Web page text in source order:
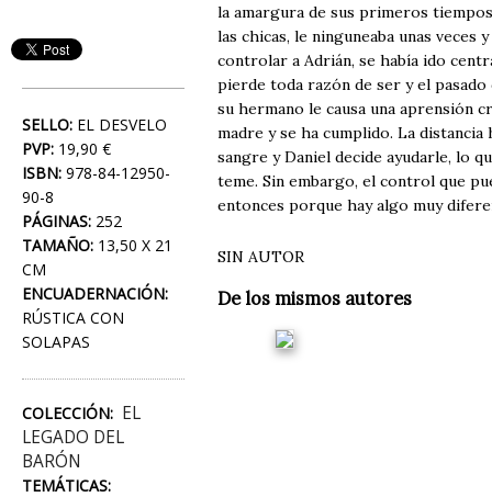
SELLO: EL DESVELO
PVP: 19,90 €
ISBN: 978-84-12950-
90-8
PÁGINAS: 252
TAMAÑO: 13,50 X 21
CM
ENCUADERNACIÓN:
RÚSTICA CON
SOLAPAS
COLECCIÓN: EL
LEGADO DEL
BARÓN
TEMÁTICAS:
la amargura de sus primeros
las chicas, le ninguneaba unas veces
controlar a Adrián, se había ido
pierde toda razón de ser y el pasado
su hermano le causa una aprensión
madre y se ha cumplido. La
sangre y Daniel decide ayudarle, lo
teme. Sin embargo, el control que
entonces porque hay algo muy
SIN AUTOR
De los mismos autores